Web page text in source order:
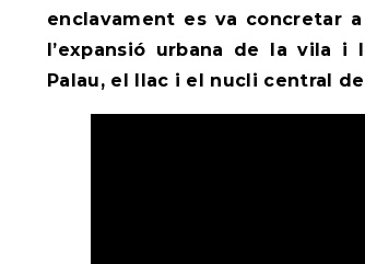
enclavament es va concretar
l’expansió urbana de la vila i
Palau, el llac i el nucli central